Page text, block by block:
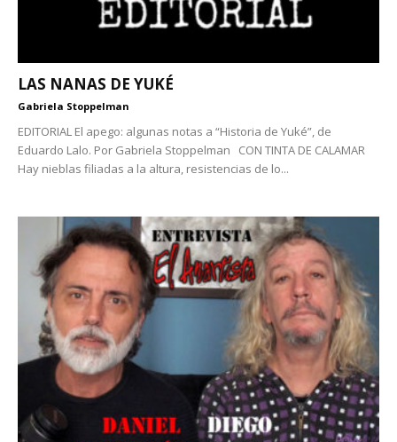
LAS NANAS DE YUKÉ
Gabriela Stoppelman
EDITORIAL El apego: algunas notas a “Historia de Yuké”, de
Eduardo Lalo. Por Gabriela Stoppelman CON TINTA DE CALAMAR
Hay nieblas filiadas a la altura, resistencias de lo...